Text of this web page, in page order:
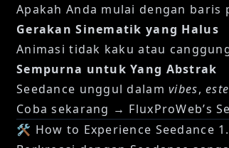
Apakah Anda mulai dengan
Gerakan Sinematik yang Halus
Animasi tidak kaku atau
Sempurna untuk Yang Abstrak
Seedance unggul dalamvibes,
Coba sekarang → FluxProWeb’s
🛠️ How to Experience Seedance